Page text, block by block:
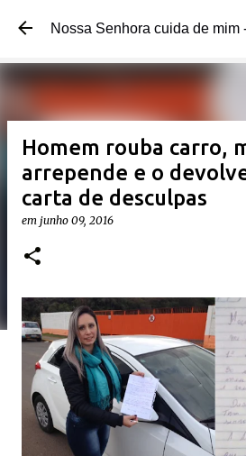
Pular para o conteúdo
Nossa Senhora cuida de mim
Homem rouba carro,
arrepende e o
carta de desculpas
em junho 09, 2016